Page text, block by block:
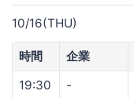
10/16(THU)
時間 企業
19:30
-